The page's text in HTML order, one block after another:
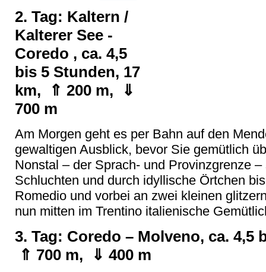
2. Tag: Kaltern /
Kalterer See -
Coredo , ca. 4,5
bis 5 Stunden, 17
km, ⇑ 200 m, ⇓
700 m
Am Morgen geht es per Bahn auf den
gewaltigen Ausblick, bevor Sie gemütlich
Nonstal – der Sprach- und Provinzgrenze
Schluchten und durch idyllische Örtchen
Romedio und vorbei an zwei kleinen
nun mitten im Trentino italienische
3. Tag: Coredo – Molveno, ca. 4,5
⇑ 700 m, ⇓ 400 m